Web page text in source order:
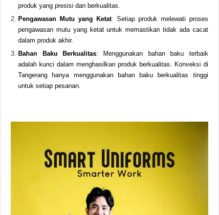
produk yang presisi dan berkualitas.
Pengawasan Mutu yang Ketat: Setiap produk melewati proses
pengawasan mutu yang ketat untuk memastikan tidak ada cacat
dalam produk akhir.
Bahan Baku Berkualitas: Menggunakan bahan baku terbaik
adalah kunci dalam menghasilkan produk berkualitas. Konveksi di
Tangerang hanya menggunakan bahan baku berkualitas tinggi
untuk setiap pesanan.